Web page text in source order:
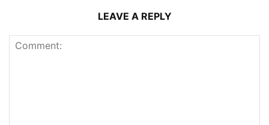
LEAVE A REPLY